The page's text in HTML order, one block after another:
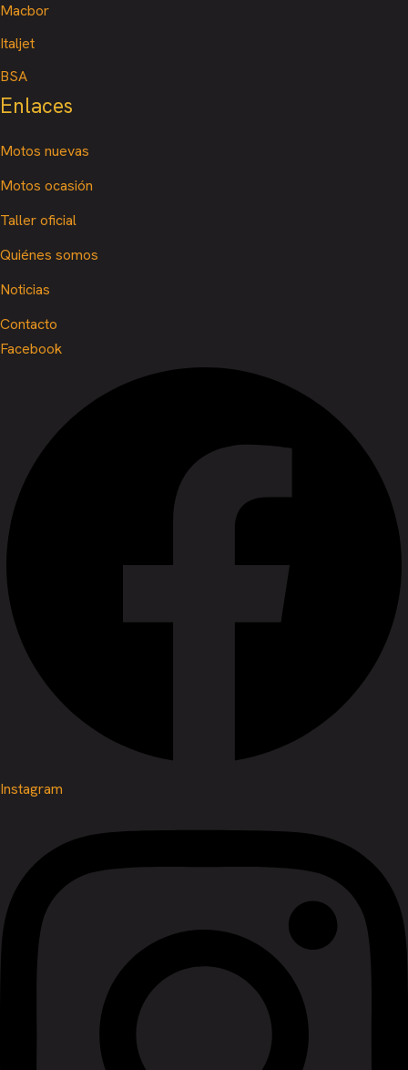
Macbor
Italjet
BSA
Enlaces
Motos nuevas
Motos ocasión
Taller oficial
Quiénes somos
Noticias
Contacto
Facebook
Instagram